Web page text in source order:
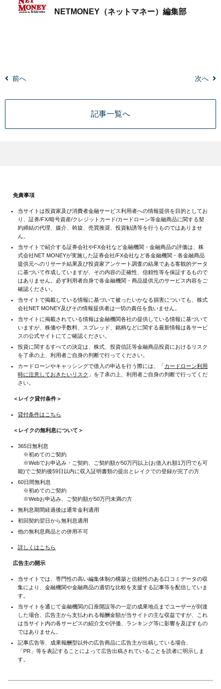
NETMONEY（ネットマネー）編集部
前へ 次へ
記事一覧へ
免責事項
当サイトは投資家及び消費者金融サービス利用者への情報提供を目的としてお
り、証券/FX/暗号資産/クレジットカード/カードローン等金融商品に関する契
約締結の代理、媒介、斡旋、売買推奨、投資勧誘等を行うものではありませ
ん。
当サイトで紹介する証券会社やFX会社など金融機関・金融商品の評価は、株
式会社NET MONEYが実施した証券会社/FX会社など各金融機関・各金融商品
提供元へのリサーチ結果及び投資家アンケート調査の結果である客観的データ
に基づいて作成していますが、その内容の正確性、信頼性等を保証するもので
はありません。必ず利用者自身で各金融機関・商品提供元のサービス内容をご
確認ください。
当サイトで掲載している情報に基づいて被ったいかなる損害についても、株式
会社NET MONEY及びその情報提供者は一切の責任を負いません。
当サイトに掲載されている情報は金融機関各社の提供している情報に基づいて
いますが、株価や手数料、スプレッド、銘柄などに関する最新情報は各サービ
スの公式サイトにてご確認ください。
投資に関するすべての決定は、株式、投資信託等金融商品投資におけるリスク
を了承の上、利用者ご自身の判断で行ってください。
カードローンやキャッシングで借入の申込を行う際には、「カードローン利用
時に注意しておきたいリスク 」を了承の上、利用者ご自身の判断で行ってくだ
さい。
＜レイク貸付条件＞
貸付条件はこちら
＜レイクの無利息について＞
365日無利息
※初めてのご契約
※Webでお申込み・ご契約、ご契約額が50万円以上(お借入れ額1万円でも可
能)でご契約後59日以内に収入証明書類の提出とレイクでの登録が完了の方
60日間無利息
※初めてのご契約
※Webお申込み、ご契約額が50万円未満の方
無利息期間経過後は通常金利適用
初回契約翌日から無利息適用
他の無利息商品との併用不可
詳しくはこちら
広告主の開示
当サイトでは、専門性の高い編集体制の構築と信頼性のある口コミデータの収
集により、金融機関や金融商品の適切な比較を支援する記事等を配信していま
す。
当サイトを通じて金融機関の口座開設等の一定の成果地点までユーザーが到達
した場合、広告主から支払われる報酬金額が当サイトの主な収益ですが、これ
は当サイト内の各サービスの紹介文や評価、ランキング等に影響を及ぼすもの
ではありません。
記事広告等、成果報酬型以外の広告商品に広告主が出稿している場合、
「PR」等を表記することによって広告出稿されていることを読者に明示しま
す。